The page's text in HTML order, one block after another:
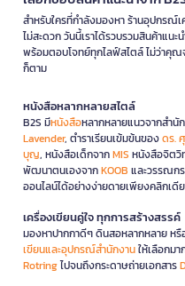
สำหรับใครที่กำลังมองหา ร้านอุปกรณ์
ไม่สะดวก วันนี้เราได้รวบรวมสินค้าแน
พร้อมตอบโจทย์ทุกไลฟ์สไตล์ ไม่ว่าคุ
ก็ตาม
หนังสือหลากหลายสไตล์
B2S มีหนังสือหลากหลายแนวจากสำนั
Lavender, ตำราเรียนเข้มข้นของดร.
บุญ, หนังสือเด็กจากMIS หนังสือจิตวิ
พัฒนาตนเองจากKOOB และวรรณก
ออนไลน์ได้อย่างง่ายดายเพียงคลิกเดี
เครื่องเขียนคู่ใจ ทุกการสร้างสรรค์
มองหาปากกาดีๆ ดินสอหลากหลาย ห
เขียนและอุปกรณ์สำนักงานให้เลือกม
Rotringไปจนถึงกระดาษถ่ายเอกสาร